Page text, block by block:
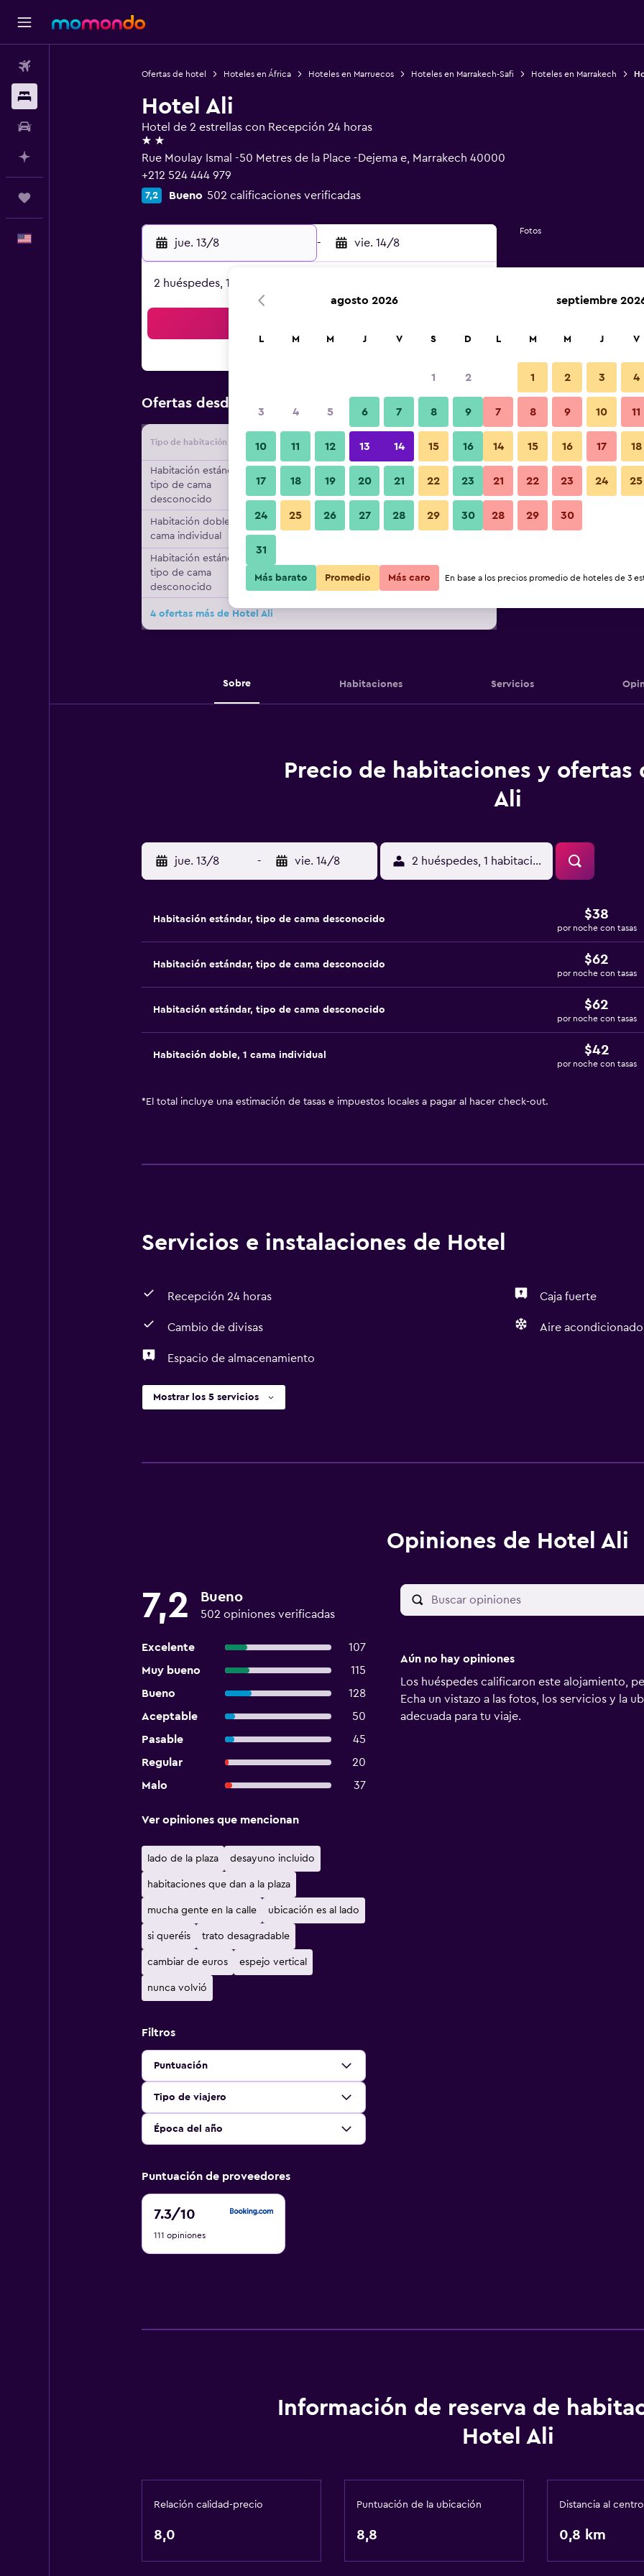
Ofertas de hotel Hoteles en África Hoteles en Marruecos Hoteles en Marrakech-Safi Hoteles en Marrakech
Hotel Ali
Hotel de 2 estrellas con Recepción 24 horas
2 estrellas
Rue Moulay Ismal -50 Metres de la Place -Dejema e, Marrakech 40000
+212 524 444 979
7,2 Bueno 502 calificaciones verificadas
jue. 13/8 - vie. 14/8
2 huéspedes, 1 habitación
Ofertas desde Oferta más barata de precio por noche
Tipo de habitación Proveedor Total noche
Habitación estándar,
tipo de cama
desconocido
$38 Ver oferta
Habitación doble, 1
cama individual
$42 Ver oferta
Habitación estándar,
tipo de cama
desconocido
$62 Ver oferta
4 ofertas más de Hotel Ali
Fotos
Sobre Habitaciones Servicios
Precio de habitaciones y ofertas
Ali
jue. 13/8 - vie. 14/8 2 huéspedes, 1 habitación
Habitación estándar, tipo de cama desconocido $38
por noche con tasas
Habitación estándar, tipo de cama desconocido $62
por noche con tasas
Habitación estándar, tipo de cama desconocido $62
por noche con tasas
Habitación doble, 1 cama individual $42
por noche con tasas
* El total incluye una estimación de tasas e impuestos locales a pagar al hacer check-out.
Servicios e instalaciones de Hotel
Recepción 24 horas Caja fuerte
Cambio de divisas Aire acondicionado
Espacio de almacenamiento
Mostrar los 5 servicios
Opiniones de Hotel Ali
7,2 Bueno
502 opiniones verificadas
Excelente
107
Muy bueno
115
Bueno
128
Aceptable
50
Pasable
45
Regular
20
Malo
37
Ver opiniones que mencionan
lado de la plaza desayuno incluido
habitaciones que dan a la plaza
mucha gente en la calle ubicación es al lado
si queréis trato desagradable
cambiar de euros espejo vertical
nunca volvió
Filtros
Puntuación
Tipo de viajero
Época del año
Puntuación de proveedores
7.3/10
7.3
10
111 opiniones
Aún no hay opiniones
Los huéspedes calificaron este alojamiento,
Echa un vistazo a las fotos, los servicios y la
adecuada para tu viaje.
Información de reserva de
Hotel Ali
Relación calidad-precio
8,0
Puntuación de la ubicación
8,8
Distancia al centro
0,8 km
agosto 2026
L M M J V S D
1 2
3 4 5 6 7 8 9
10 11 12 13 14 15 16
17 18 19 20 21 22 23
24 25 26 27 28 29 30
31
septiembre
L M M J V
1 2 3 4
7 8 9 10 11
14 15 16 17 18
21 22 23 24 25
28 29 30
Más barato Promedio Más caro En base a los precios promedio de hoteles de 3